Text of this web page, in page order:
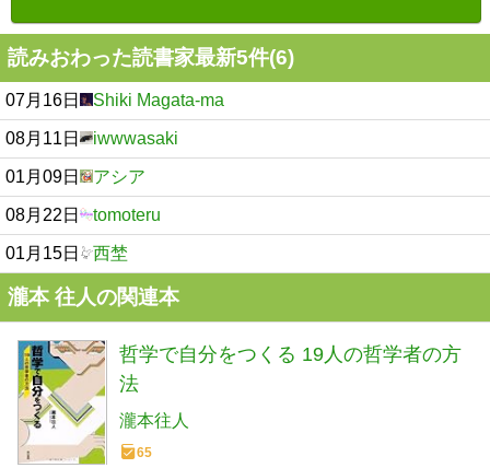
読みおわった読書家最新5件(6)
07月16日 Shiki Magata-ma
08月11日 iwwwasaki
01月09日 アシア
08月22日 tomoteru
01月15日 西埜
瀧本 往人の関連本
哲学で自分をつくる 19人の哲学者の方
法
瀧本往人
65